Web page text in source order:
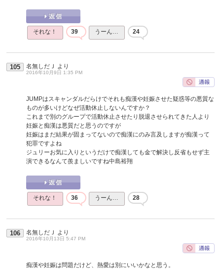
それな！ 39 うーん… 24
105 名無しだＪ より
2016年10月9日 1:35 PM
JUMPはスキャンダルだらけでそれも痴漢や妊娠させた疑惑等の悪質な
ものが多いけどなぜ活動休止しないんですか？
これまで別のグループで活動休止させたり脱退させられてきた人より
妊娠と痴漢は悪質だと思うのですが
妊娠はまだ結果が固まってないので痴漢にのみ言及しますが痴漢って
犯罪ですよね
ジュリーお気に入りというだけで痴漢しても金で解決し反省もせず主
演できるなんて羨ましいですね中島裕翔
それな！ 36 うーん… 28
106 名無しだＪ より
2016年10月13日 5:47 PM
痴漢や妊娠は問題だけど、熱愛は別にいいかなと思う。